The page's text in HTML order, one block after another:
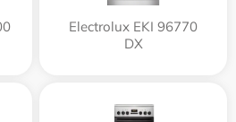
Electrolux EKI 96770
DX